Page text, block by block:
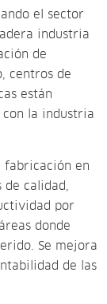
el sector
industria
de
centros de
están
con la industria
fabricación en
de calidad,
por
donde
Se mejora
de las